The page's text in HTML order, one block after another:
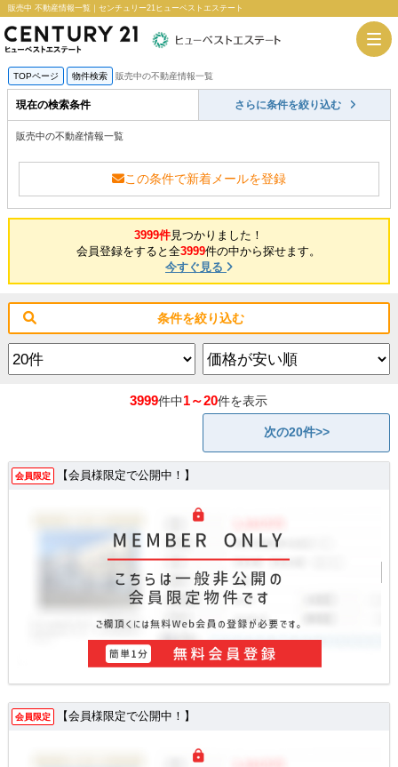
販売中 不動産情報一覧｜センチュリー21ヒューベストエステート
TOPページ 物件検索 販売中の不動産情報一覧
現在の検索条件 さらに条件を絞り込む
販売中の不動産情報一覧
この条件で新着メールを登録
3999件見つかりました！
会員登録をすると全3999件の中から探せます。
今すぐ見る
条件を絞り込む
3999件中1～20件を表示
次の20件>>
会員限定 【会員様限定で公開中！】
会員限定 【会員様限定で公開中！】